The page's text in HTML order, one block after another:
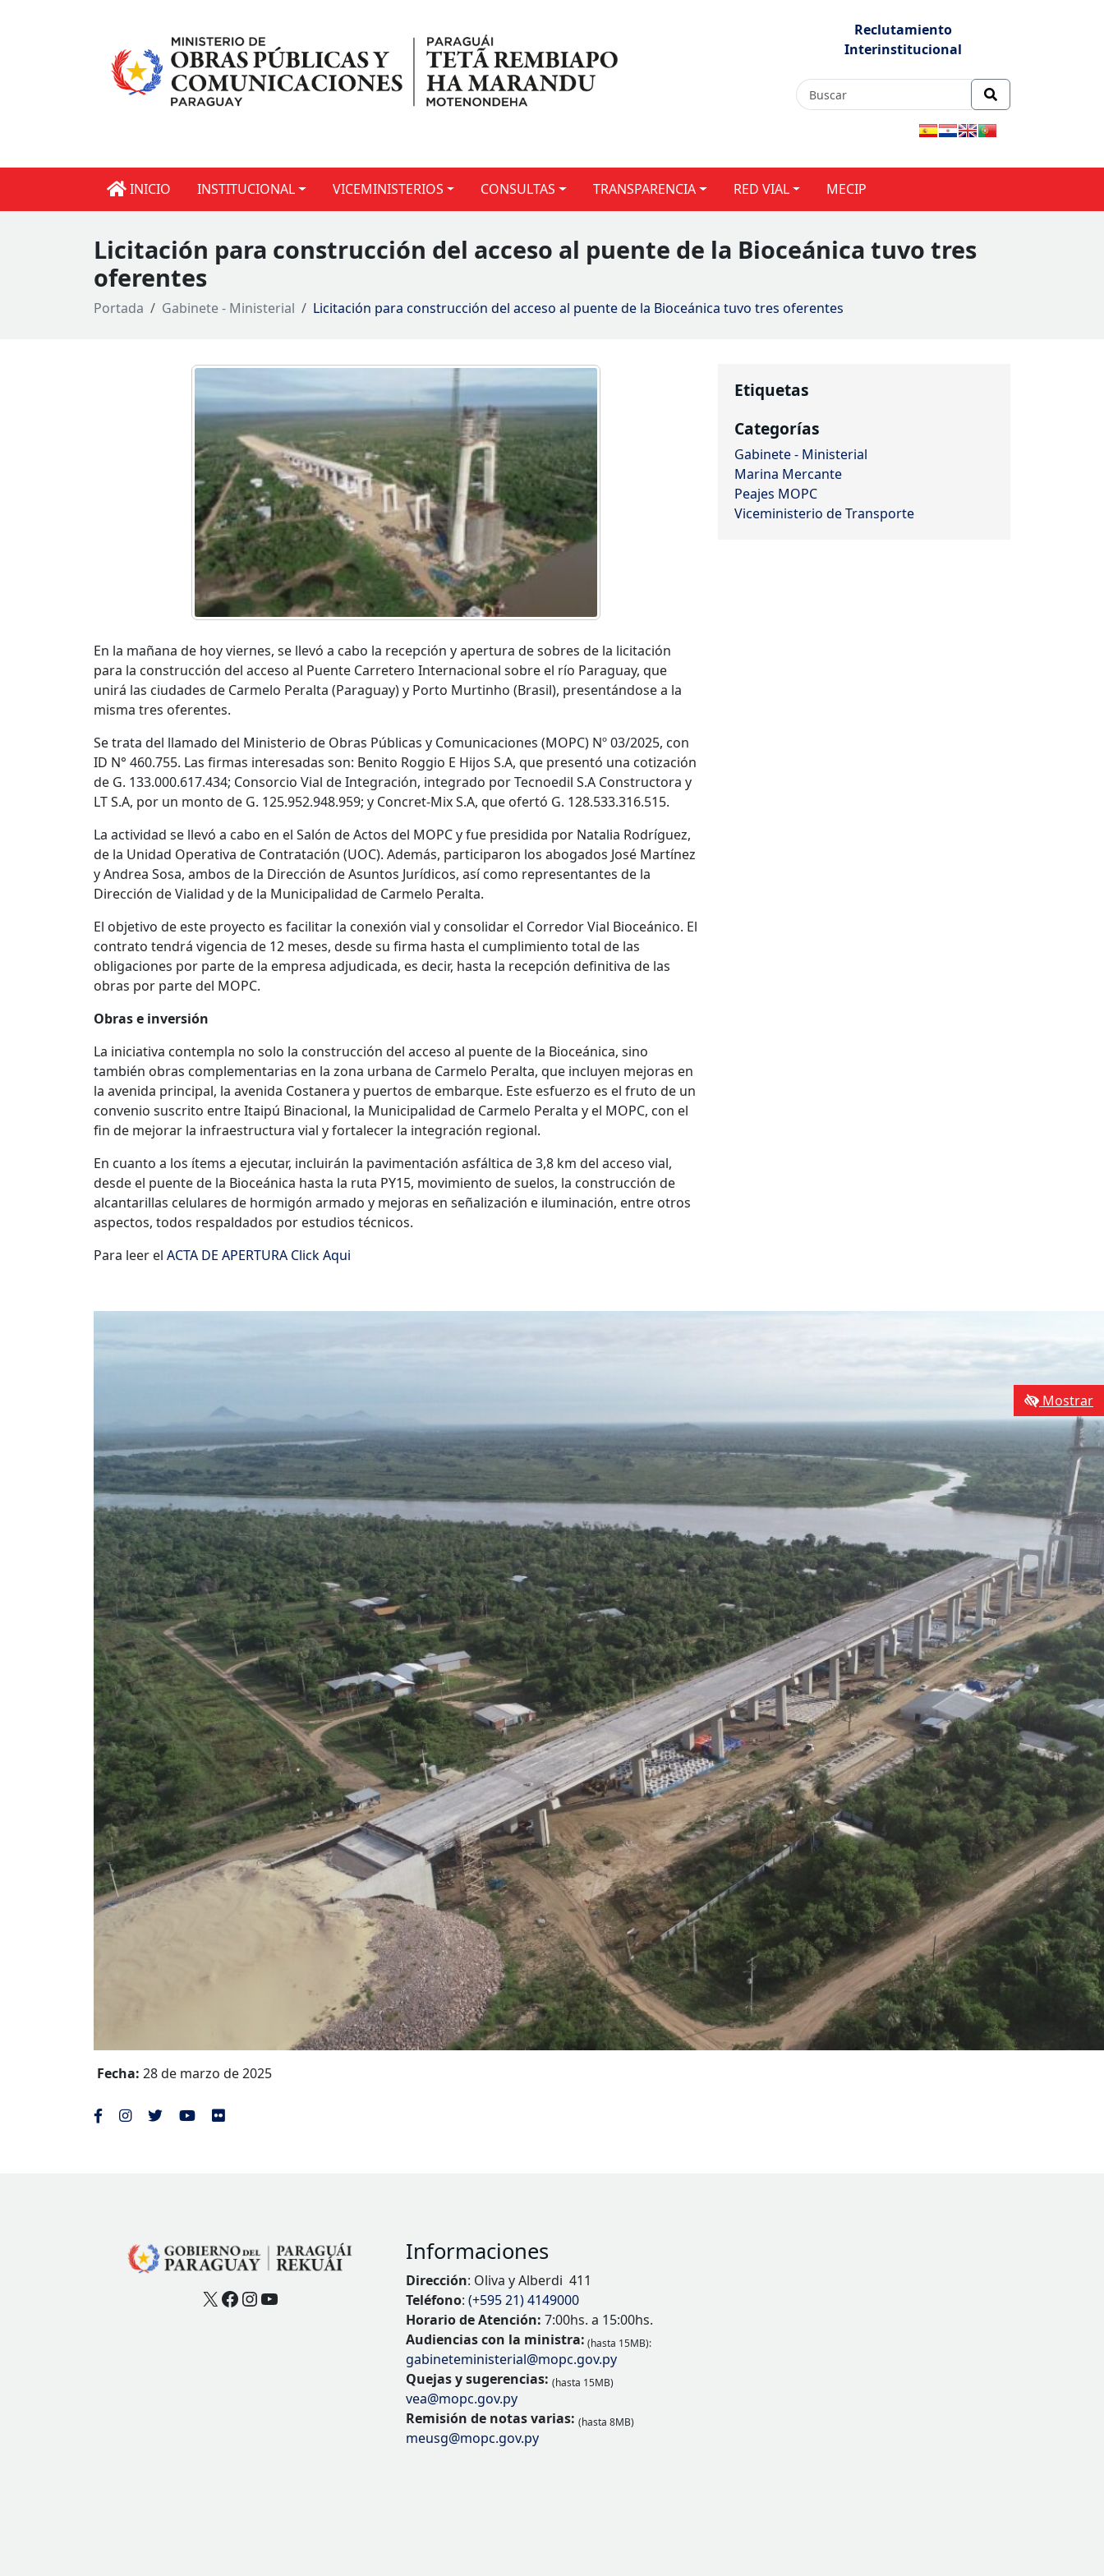
Reclutamiento
Interinstitucional
INICIO INSTITUCIONAL VICEMINISTERIOS CONSULTAS TRANSPARENCIA RED VIAL MECIP
Mostrar
Licitación para construcción del acceso al puente de la Bioceánica tuvo tres
oferentes
Portada Gabinete - Ministerial Licitación para construcción del acceso al puente de la Bioceánica tuvo tres oferentes
En la mañana de hoy viernes, se llevó a cabo la recepción y apertura de sobres de la licitación
para la construcción del acceso al Puente Carretero Internacional sobre el río Paraguay, que
unirá las ciudades de Carmelo Peralta (Paraguay) y Porto Murtinho (Brasil), presentándose a la
misma tres oferentes.
Se trata del llamado del Ministerio de Obras Públicas y Comunicaciones (MOPC) Nº 03/2025, con
ID N° 460.755. Las firmas interesadas son: Benito Roggio E Hijos S.A, que presentó una cotización
de G. 133.000.617.434; Consorcio Vial de Integración, integrado por Tecnoedil S.A Constructora y
LT S.A, por un monto de G. 125.952.948.959; y Concret-Mix S.A, que ofertó G. 128.533.316.515.
La actividad se llevó a cabo en el Salón de Actos del MOPC y fue presidida por Natalia Rodríguez,
de la Unidad Operativa de Contratación (UOC). Además, participaron los abogados José Martínez
y Andrea Sosa, ambos de la Dirección de Asuntos Jurídicos, así como representantes de la
Dirección de Vialidad y de la Municipalidad de Carmelo Peralta.
El objetivo de este proyecto es facilitar la conexión vial y consolidar el Corredor Vial Bioceánico. El
contrato tendrá vigencia de 12 meses, desde su firma hasta el cumplimiento total de las
obligaciones por parte de la empresa adjudicada, es decir, hasta la recepción definitiva de las
obras por parte del MOPC.
Obras e inversión
La iniciativa contempla no solo la construcción del acceso al puente de la Bioceánica, sino
también obras complementarias en la zona urbana de Carmelo Peralta, que incluyen mejoras en
la avenida principal, la avenida Costanera y puertos de embarque. Este esfuerzo es el fruto de un
convenio suscrito entre Itaipú Binacional, la Municipalidad de Carmelo Peralta y el MOPC, con el
fin de mejorar la infraestructura vial y fortalecer la integración regional.
En cuanto a los ítems a ejecutar, incluirán la pavimentación asfáltica de 3,8 km del acceso vial,
desde el puente de la Bioceánica hasta la ruta PY15, movimiento de suelos, la construcción de
alcantarillas celulares de hormigón armado y mejoras en señalización e iluminación, entre otros
aspectos, todos respaldados por estudios técnicos.
Para leer el ACTA DE APERTURA Click Aqui
Fecha: 28 de marzo de 2025
Etiquetas
Categorías
Gabinete - Ministerial
Marina Mercante
Peajes MOPC
Viceministerio de Transporte
X Facebook
Instagram
YouTube
Informaciones
Dirección: Oliva y Alberdi 411
Teléfono: (+595 21) 4149000
Horario de Atención: 7:00hs. a 15:00hs.
Audiencias con la ministra: (hasta 15MB):
gabineteministerial@mopc.gov.py
Quejas y sugerencias: (hasta 15MB)
vea@mopc.gov.py
Remisión de notas varias: (hasta 8MB)
meusg@mopc.gov.py